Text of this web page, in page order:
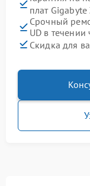
плат
Срочный
UD в течении
Скидка для